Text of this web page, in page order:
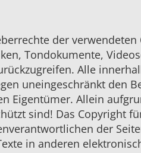
der verwendeten
Tondokumente,
Alle
uneingeschränkt den
Eigentümer. Allein
sind! Das Copyright
der
in anderen